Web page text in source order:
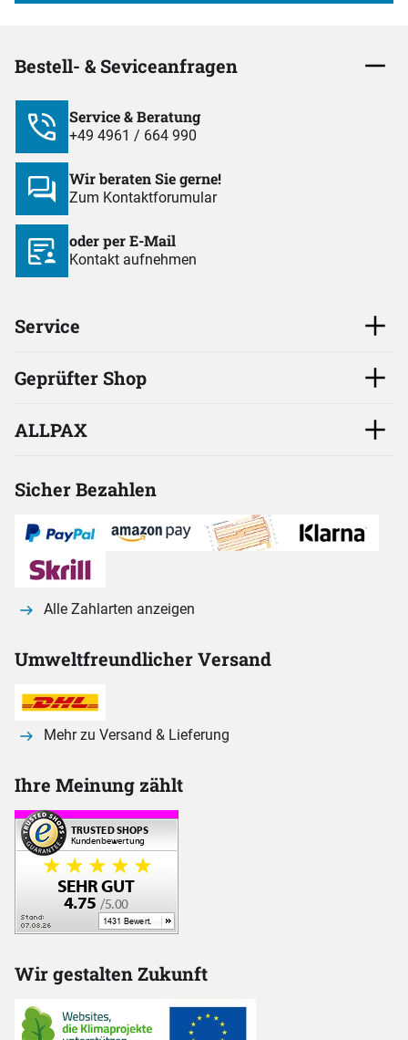
Bestell- & Seviceanfragen
Service & Beratung
+49 4961 / 664 990
Wir beraten Sie gerne!
Zum Kontaktforumular
oder per E-Mail
Kontakt aufnehmen
Service
Geprüfter Shop
ALLPAX
Sicher Bezahlen
Alle Zahlarten anzeigen
Umweltfreundlicher Versand
Mehr zu Versand & Lieferung
Ihre Meinung zählt
Wir gestalten Zukunft